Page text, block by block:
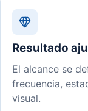
Resultado
El alcance se
frecuencia,
visual.